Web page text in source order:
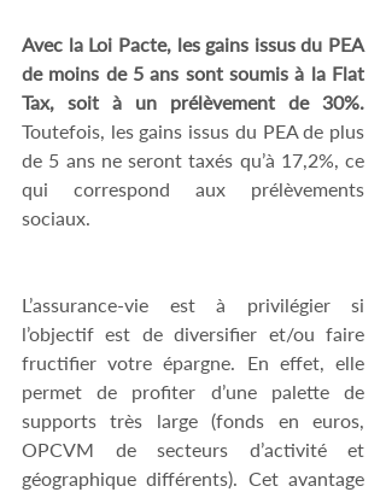
Avec la Loi Pacte, les gains issus du PEA
de moins de 5 ans sont soumis à la Flat
Tax, soit à un prélèvement de 30%.
Toutefois, les gains issus du PEA de plus
de 5 ans ne seront taxés qu’à 17,2%, ce
qui correspond aux prélèvements
sociaux.
L’assurance-vie est à privilégier si
l’objectif est de diversifier et/ou faire
fructifier votre épargne. En effet, elle
permet de profiter d’une palette de
supports très large (fonds en euros,
OPCVM de secteurs d’activité et
géographique différents). Cet avantage